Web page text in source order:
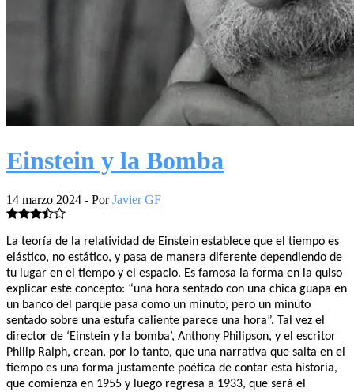
Einstein y la Bomba
14 marzo 2024 - PorJavier GF
La teoría de la relatividad de Einstein establece que el tiempo es
elástico, no estático, y pasa de manera diferente dependiendo de
tu lugar en el tiempo y el espacio. Es famosa la forma en la quiso
explicar este concepto: “una hora sentado con una chica guapa en
un banco del parque pasa como un minuto, pero un minuto
sentado sobre una estufa caliente parece una hora”. Tal vez el
director de ‘Einstein y la bomba’, Anthony Philipson, y el escritor
Philip Ralph, crean, por lo tanto, que una narrativa que salta en el
tiempo es una forma justamente poética de contar esta historia,
que comienza en 1955 y luego regresa a 1933, que será el